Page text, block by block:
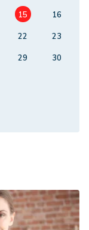
15
16
22
23
29
30